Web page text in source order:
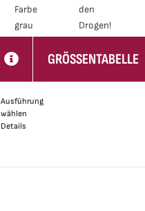
Farbe
grau
den
Drogen!
GRÖSSENTABELLE
Ausführung
wählen
Details